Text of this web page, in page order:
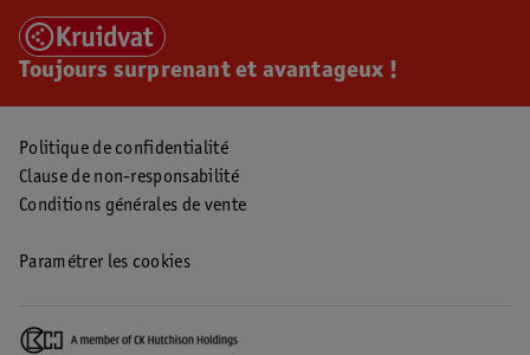
Toujours surprenant et avantageux !
Politique de confidentialité
Clause de non-responsabilité
Conditions générales de vente
Paramétrer les cookies